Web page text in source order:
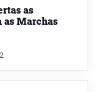
as
as Marchas